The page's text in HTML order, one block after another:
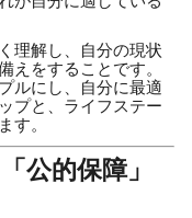
理解し、自分の現状
えをすることです。
ルにし、自分に最適
プと、ライフステー
す。
公的保障」